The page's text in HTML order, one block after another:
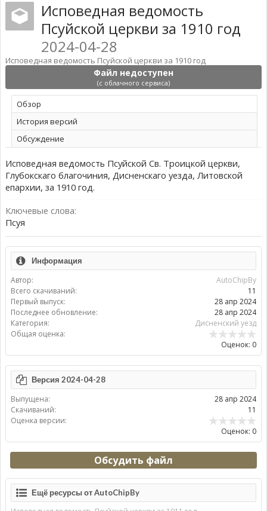
Файл недоступен
(с облачного сервиса)
Исповедная ведомость
Псуйской церкви за 1910 год
2024-04-28
Исповедная ведомость Псуйской церкви за 1910 год
Обзoр
История версий
Обсуждение
Исповедная ведомость Псуйской Св. Троицкой церкви,
Глубокскаго благочиния, Дисненскаго уезда, Литовской
епархии, за 1910 год.
Ключевые слова:
Псуя
Информация
Автор:
AutoChipBy
Всего скачиваний:
11
Первый выпуск:
28 апр 2024
Последнее обновление:
28 апр 2024
Категория:
Дисненский уезд
Общая оценка:
Оценок: 0
Версия 2024-04-28
Выпущена:
28 апр 2024
Скачиваний:
11
Оценка версии:
Оценок: 0
Обсудить файл
Ещё ресурсы от AutoChipBy